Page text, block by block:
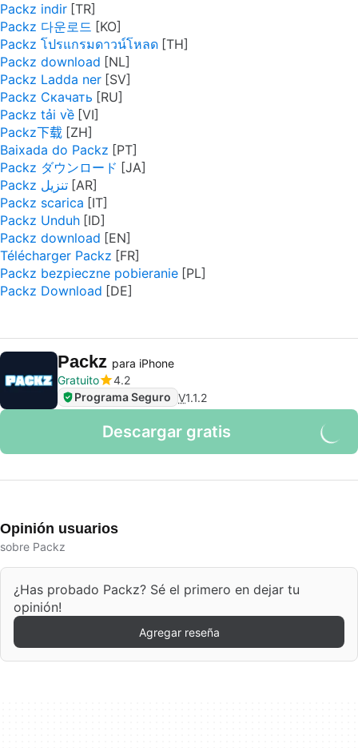
Packz indir
Packz 다운로드
Packz โปรแกรมดาวน์โหลด
Packz download
Packz Ladda ner
Packz Скачать
Packz tải về
Packz下载
Baixada do Packz
Packz ダウンロード
Packz تنزيل
Packz scarica
Packz Unduh
Packz download
Télécharger Packz
Packz bezpieczne pobieranie
Packz Download
Packz para iPhone
Gratuito
4.2
Programa Seguro V1.1.2
Descargar gratis
Opinión usuarios
sobre Packz
¿Has probado Packz? Sé el primero en dejar tu
opinión!
Agregar reseña